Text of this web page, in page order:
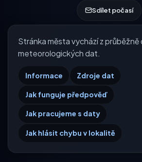
Sdílet počasí
Stránka města vychází z
meteorologických dat.
Informace Zdroje dat
Jak funguje předpověď
Jak pracujeme s daty
Jak hlásit chybu v lokalitě